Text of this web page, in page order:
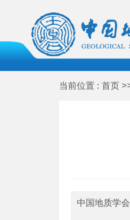
当前位置 : 首页
中国地质学